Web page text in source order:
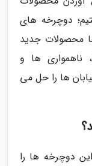
دوچرخه های
محصولات جدید
ها و
ها را حل می
دوچرخه ها را